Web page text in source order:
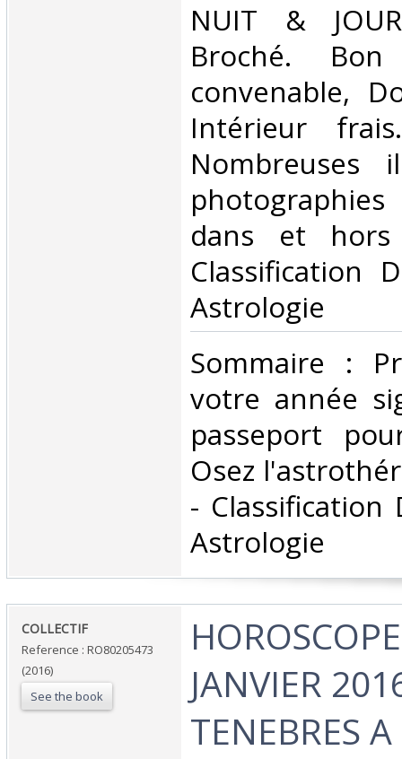
‎NUIT &
Broché.
convenable,
Intérieur
Nombreuses
dans et
Classification
Astrologie‎
‎Sommaire :
votre année
passeport
Osez
- Classification
Astrologie‎
‎COLLECTIF‎
Reference : RO80205473
(2016)
See the book
JANVIER
TENEBRES